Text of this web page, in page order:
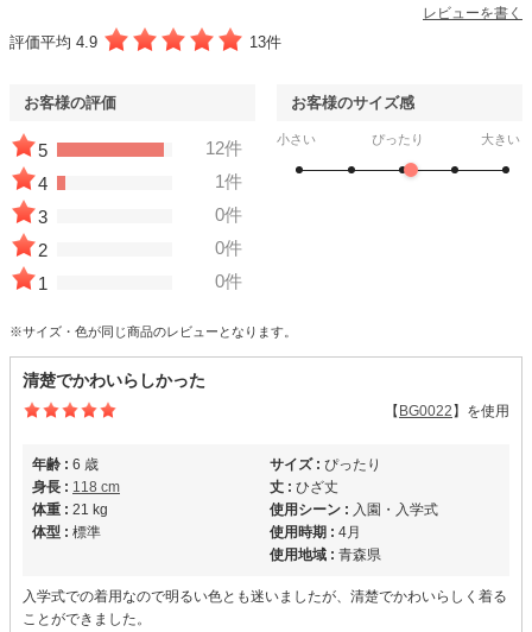
レビューを書く
評価平均 4.9 13件
お客様の評価
5
12件
4
1件
3
0件
2
0件
1
0件
お客様のサイズ感
小さい ぴったり 大きい
※サイズ・色が同じ商品のレビューとなります。
清楚でかわいらしかった
【 BG0022 】を使用
年齢 : 6 歳
身長 : 118 cm
体重 : 21 kg
体型 : 標準
サイズ : ぴったり
丈 : ひざ丈
使用シーン : 入園・入学式
使用時期 : 4月
使用地域 : 青森県
入学式での着用なので明るい色とも迷いましたが、清楚でかわいらしく着る
ことができました。